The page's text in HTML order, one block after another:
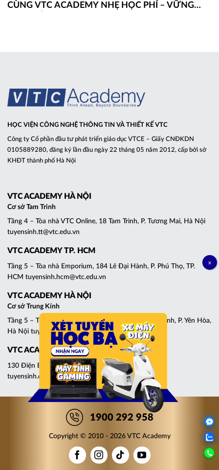
CÙNG VTC ACADEMY NHẸ HỌC PHÍ – VỮNG
HỌC VIỆN CÔNG NGHỆ THÔNG TIN VÀ THIẾT KẾ VTC
Công ty Cổ phần đầu tư phát triển giáo dục VTCE – Giấy CNĐKDN
0105889280, đăng ký lần đầu ngày 22 tháng 05 năm 2012, cấp bởi sở
KHĐT thành phố Hà Nội
VTC ACADEMY HÀ NỘI
Cơ sở Tam Trinh
Tầng 4 – Tòa nhà VTC Online, 18 Tam Trinh, P. Tương Mai, Hà Nội
tuyensinh.tt@vtc.edu.vn
VTC ACADEMY TP. HCM
Tầng 5 – Tòa nhà Emporium, 184 Lê Đại Hành, P. Phú Thọ, TP.
HCM tuyensinh.hcm@vtc.edu.vn
VTC ACADEMY HÀ NỘI
Cơ sở Trung Kính
Tầng 5 – Tháp C, Tòa nhà Central Point, 219 Trung Kính, P. Yên Hòa,
Hà Nội tuyensinh.cg@vtc.edu.vn
VTC ACADEMY ĐÀ NẴNG
130 Điện Biên Phủ, P. Thanh Khê, Đà Nẵng
tuyensinh.dn@vtc.edu.vn
1900 292 958
Copyright © 2010 - 2026 VTC Academy